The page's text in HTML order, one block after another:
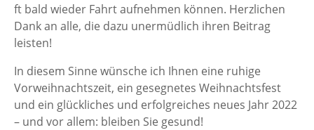
ft bald wieder Fahrt aufnehmen können. Herzlichen
Dank an alle, die dazu unermüdlich ihren Beitrag
leisten!
In diesem Sinne wünsche ich Ihnen eine ruhige
Vorweihnachtszeit, ein gesegnetes Weihnachtsfest
und ein glückliches und erfolgreiches neues Jahr 2022
– und vor allem: bleiben Sie gesund!